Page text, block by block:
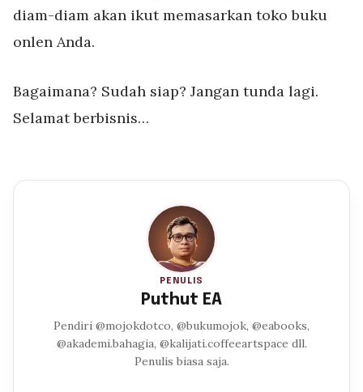
diam-diam akan ikut memasarkan toko buku
onlen Anda.
Bagaimana? Sudah siap? Jangan tunda lagi.
Selamat berbisnis…
PENULIS
Puthut EA
Pendiri @mojokdotco, @bukumojok, @eabooks,
@akademi.bahagia, @kalijati.coffeeartspace dll.
Penulis biasa saja.